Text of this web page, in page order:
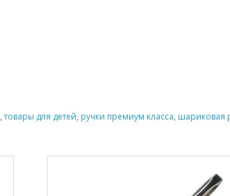
,товары для детей, ручки премиум класса, шариковая